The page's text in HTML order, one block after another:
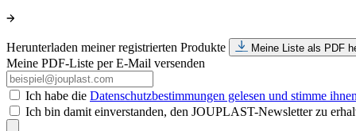
Herunterladen meiner registrierten Produkte Meine Liste als PDF
Meine PDF-Liste per E-Mail versenden
Ich habe die Datenschutzbestimmungen gelesen und stimme
Ich bin damit einverstanden, den JOUPLAST-Newsletter zu